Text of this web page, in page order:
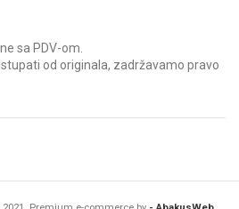
sa PDV-om.
od originala, zadržavamo pravo